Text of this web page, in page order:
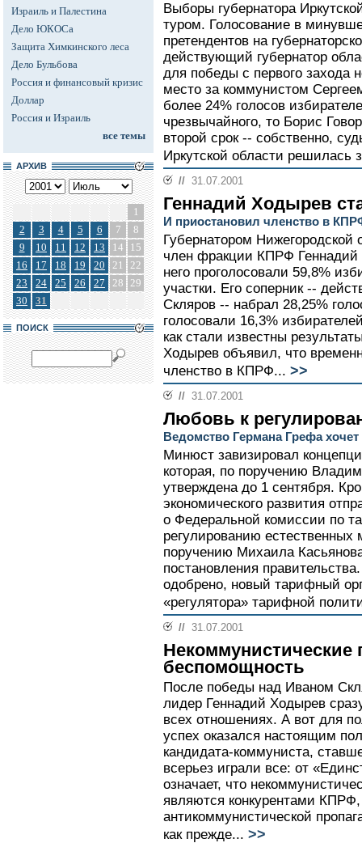
Израиль и Палестина
Дело ЮКОСа
Защита Химкинского леса
Дело Бульбова
Россия и финансовый кризис
Доллар
Россия и Израиль
все темы
АРХИВ
1
2
3 4 5 6 7
8
9
10 11 12 13 14
15
16
17 18 19 20 21
22
23
24 25 26 27 28 29
30
31
ПОИСК
Выборы губернатора
туром. Голосование в
претендентов на
действующий губернатор
для победы с первого захода
место за коммунистом
более 24% голосов
чрезвычайного, то Борис
второй срок -- собственно,
Иркутской области решилась
// 31.07.2001
Геннадий Ходырев
И приостановил членство в
Губернатором Нижегородской
член фракции КПРФ Геннадий
него проголосовали 59,8%
участки. Его соперник --
Скляров -- набрал 28,25%
голосовали 16,3%
как стали известны
Ходырев объявил, что
членство в КПРФ... >>
// 31.07.2001
Любовь к
Ведомство Германа Грефа
Минюст завизировал
которая, по поручению
утверждена до 1 сентября.
экономического развития
о Федеральной комиссии по
регулированию естественных
поручению Михаила
постановления
одобрено, новый тарифный
«регулятора» тарифной
// 31.07.2001
Некоммунистические
беспомощность
После победы над Иваном
лидер Геннадий Ходырев
всех отношениях. А вот для
успех оказался настоящим
кандидата-коммуниста,
всерьез играли все: от
означает, что
являются конкурентами
антикоммунистической
как прежде... >>